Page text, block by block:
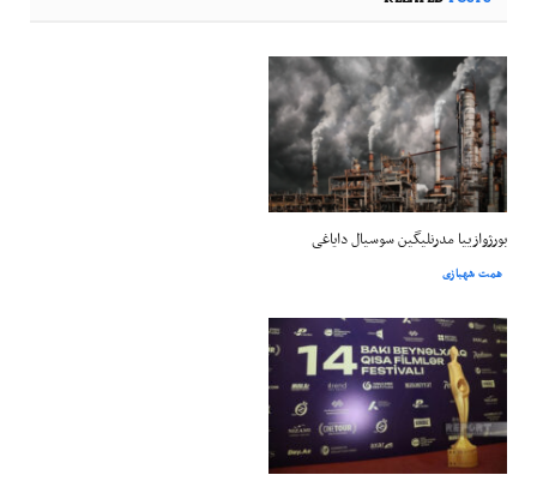
بورژوازییا مدرنلیگین سوسیال دایاغی
همت شهبازی